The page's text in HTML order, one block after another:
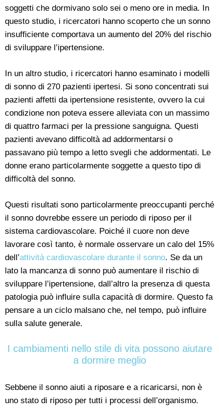
soggetti che dormivano solo sei o meno ore in media. In
questo studio, i ricercatori hanno scoperto che un sonno
insufficiente comportava un aumento del 20% del rischio
di sviluppare l’ipertensione.
In un altro studio, i ricercatori hanno esaminato i modelli
di sonno di 270 pazienti ipertesi. Si sono concentrati sui
pazienti affetti da ipertensione resistente, ovvero la cui
condizione non poteva essere alleviata con un massimo
di quattro farmaci per la pressione sanguigna. Questi
pazienti avevano difficoltà ad addormentarsi o
passavano più tempo a letto svegli che addormentati. Le
donne erano particolarmente soggette a questo tipo di
difficoltà del sonno.
Questi risultati sono particolarmente preoccupanti perché
il sonno dovrebbe essere un periodo di riposo per il
sistema cardiovascolare. Poiché il cuore non deve
lavorare così tanto, è normale osservare un calo del 15%
dell’attività cardiovascolare durante il sonno. Se da un
lato la mancanza di sonno può aumentare il rischio di
sviluppare l’ipertensione, dall’altro la presenza di questa
patologia può influire sulla capacità di dormire. Questo fa
pensare a un ciclo malsano che, nel tempo, può influire
sulla salute generale.
I cambiamenti nello stile di vita possono aiutare
a dormire meglio
Sebbene il sonno aiuti a riposare e a ricaricarsi, non è
uno stato di riposo per tutti i processi dell’organismo.